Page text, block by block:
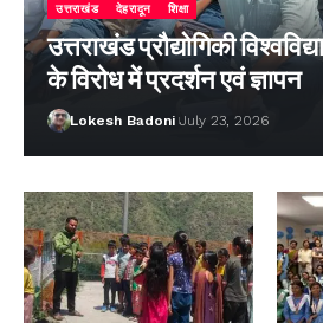
उत्तराखंड देहरादून शिक्षा
उत्तराखंड प्रौद्योगिकी
के विरोध में प्रदर्शन एवं ज्ञापन
Lokesh Badoni July 23, 2026